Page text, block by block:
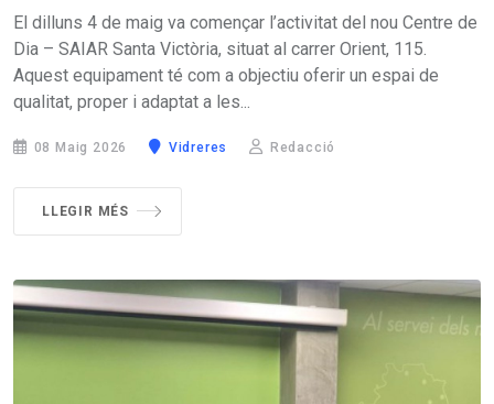
El dilluns 4 de maig va començar l’activitat del nou Centre de
Dia – SAIAR Santa Victòria, situat al carrer Orient, 115.
Aquest equipament té com a objectiu oferir un espai de
qualitat, proper i adaptat a les...
08 Maig 2026 Vidreres Redacció
LLEGIR MÉS